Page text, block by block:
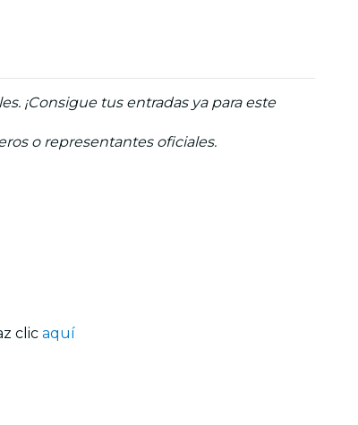
¡Consigue tus entradas ya para este
o representantes oficiales.
clic aquí